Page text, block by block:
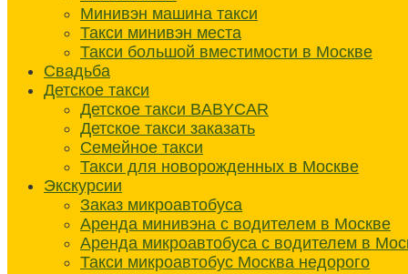
Минивэн машина такси
Такси минивэн места
Такси большой вместимости в Москве
Свадьба
Детское такси
Детское такси BABYCAR
Детское такси заказать
Семейное такси
Такси для новорожденных в Москве
Экскурсии
Заказ микроавтобуса
Аренда минивэна с водителем в Москве
Аренда микроавтобуса с водителем в
Такси микроавтобус Москва недорого